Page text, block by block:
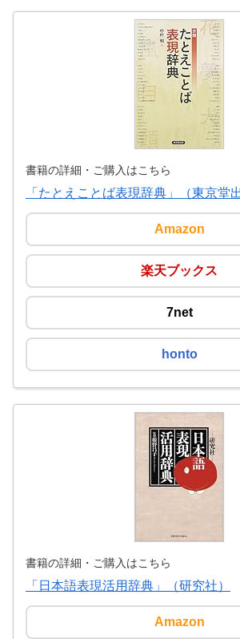
書籍の詳細・ご購入はこちら
「たとえことば表現辞典」（東京堂
Amazon
楽天ブックス
7net
honto
書籍の詳細・ご購入はこちら
「日本語表現活用辞典」（研究社）
Amazon